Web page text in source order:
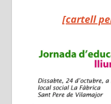
[cartell